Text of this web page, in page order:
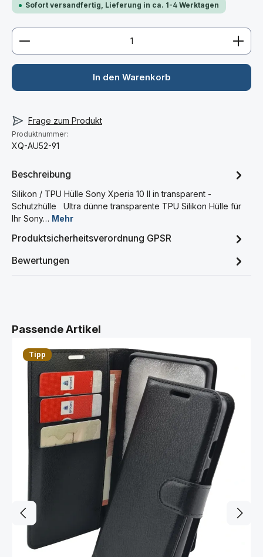
Sofort versandfertig, Lieferung in ca. 1-4 Werktagen
Produkt Anzahl: Gib den gewünschten Wert ein
In den Warenkorb
Frage zum Produkt
Produktnummer:
XQ-AU52-91
Beschreibung
Silikon / TPU Hülle Sony Xperia 10 II in transparent -
Schutzhülle Ultra dünne transparente TPU Silikon Hülle für
Ihr Sony… Mehr
Produktsicherheitsverordnung GPSR
Bewertungen
Produktgalerie überspringen
Passende Artikel
Tipp